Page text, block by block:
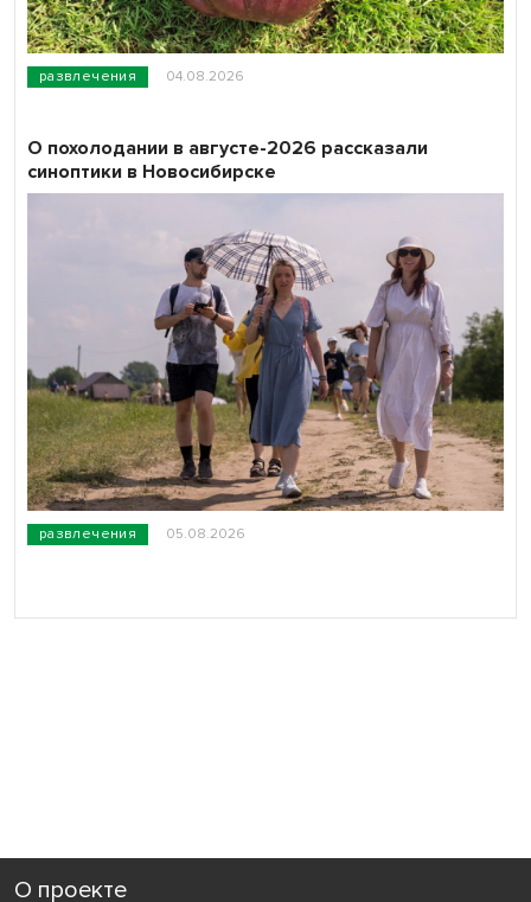
развлечения 04.08.2026
развлечения 05.08.2026
О похолодании в августе-2026 рассказали
синоптики в Новосибирске
О проекте